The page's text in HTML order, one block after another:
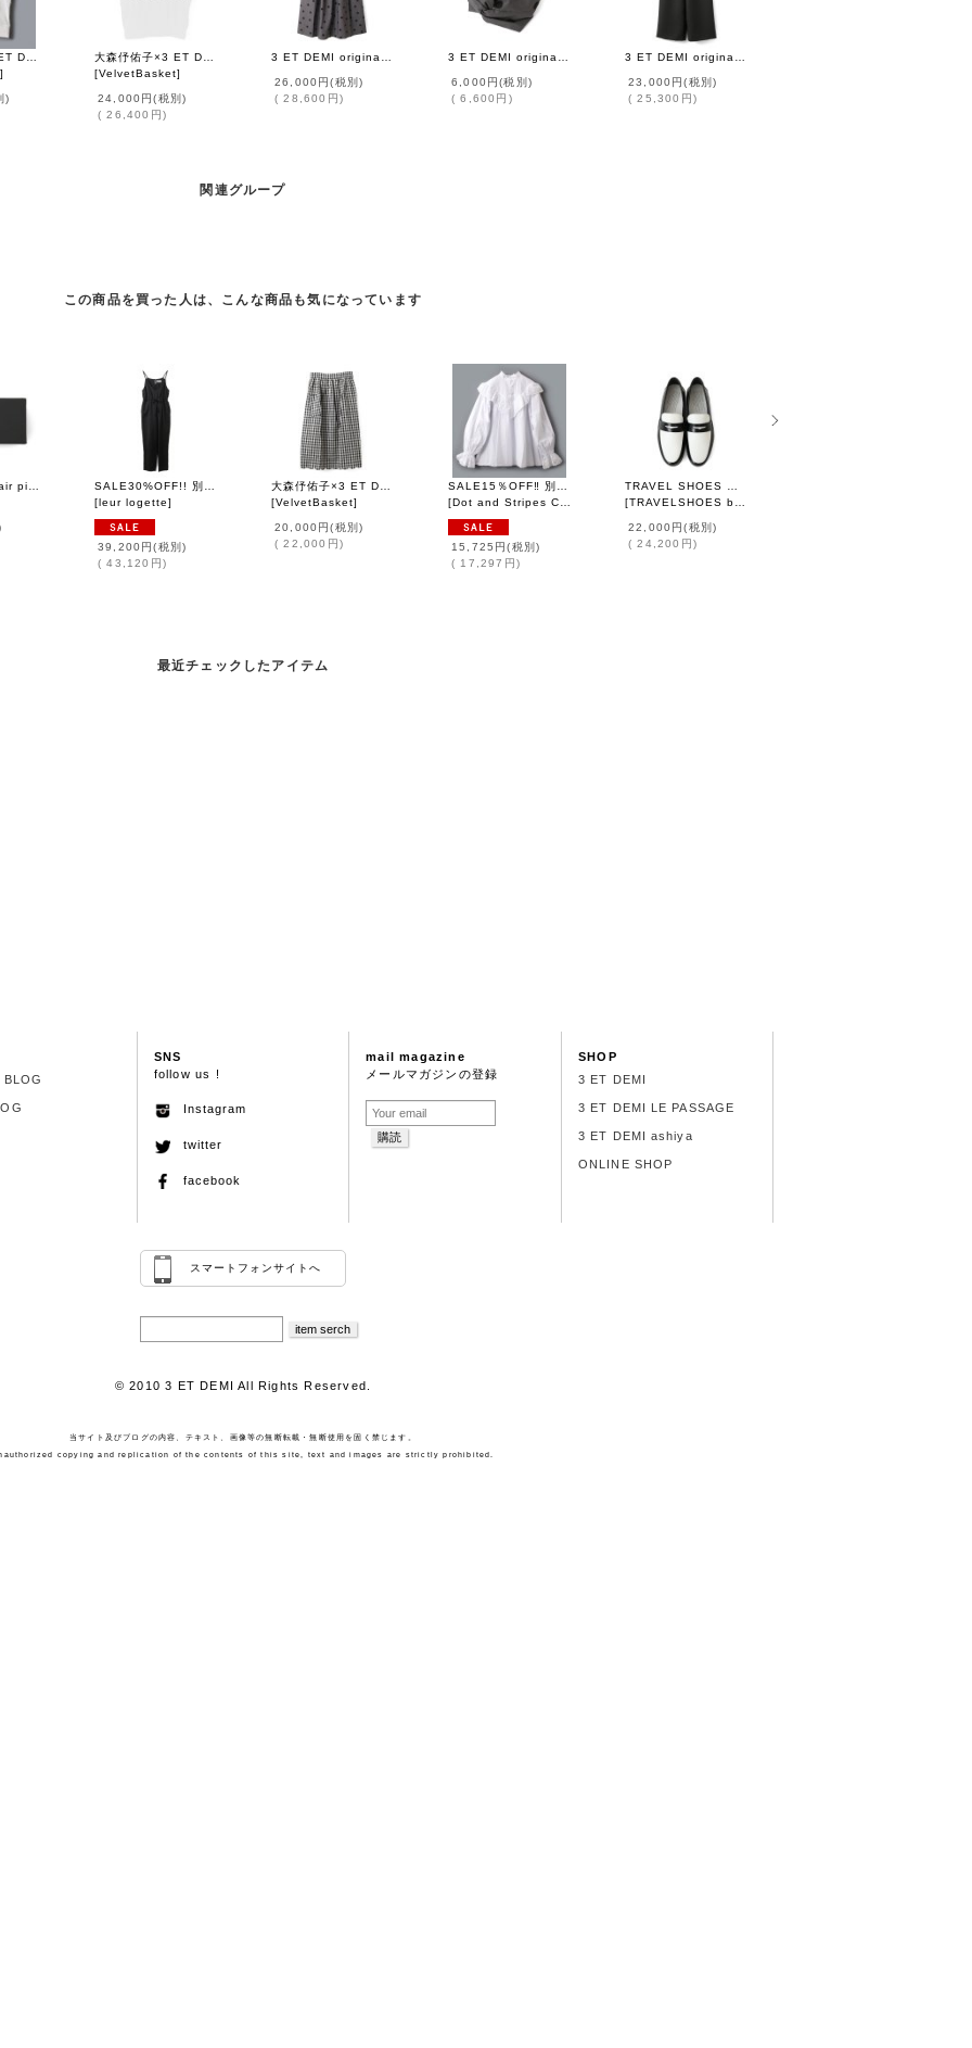
大森伃佑子×3 ET DEMI ブラウス (WH)
]
)
大森伃佑子×3 ET DEMI ブラウス (BK)
[VelvetBasket]
24,000円(税別)
( 26,400円 )
3 ET DEMI original dot skirt
26,000円(税別)
( 28,600円 )
3 ET DEMI original dot hairturban
6,000円(税別)
( 6,600円 )
3 ET DEMI original キルティングマトラッセジャガード ウエストシャーリングパンツ (BK)
23,000円(税別)
( 25,300円 )
関連グループ
この商品を買った人は、こんな商品も気になっています
pearl×pearl hair pin (30736)
SALE30%OFF!! 別注!! Powder satin オールインワン (BK)
[ leur logette]
39,200円(税別)
( 43,120円 )
大森伃佑子×3 ET DEMI エプロン (GIN)
[VelvetBasket]
20,000円(税別)
( 22,000円 )
SALE15％OFF‼︎ 別注!! スタンドカラーレースブラウス (WH)
[Dot and Stripes CHILD WOMAN ]
15,725円(税別)
( 17,297円 )
TRAVEL SHOES ローファー (BLG/WH)
[TRAVELSHOES by chausser
22,000円(税別)
( 24,200円 )
最近チェックしたアイテム
BLOG
SNS
follow us !
Instagram
twitter
facebook
mail magazine
メールマガジンの登録
SHOP
3 ET DEMI
3 ET DEMI LE PASSAGE
3 ET DEMI ashiya
ONLINE SHOP
スマートフォンサイトへ
© 2010 3 ET DEMI All Rights Reserved.
当サイト及びブログの内容、テキスト、画像等の無断転載・無断使用を固く禁じます。
copying and replication of the contents of this site, text and images are strictly prohibited.